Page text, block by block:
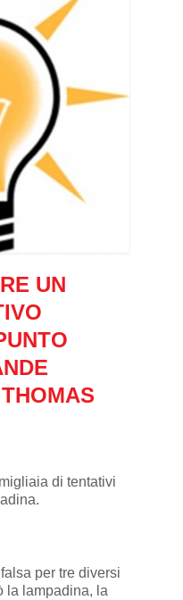
UN
di tentativi
per tre diversi
la lampadina, la